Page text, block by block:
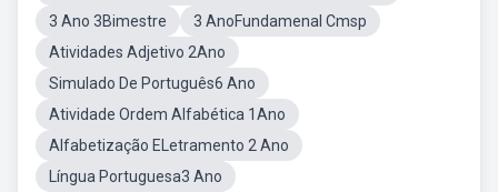
3 Ano 3Bimestre
3 AnoFundamenal Cmsp
Atividades Adjetivo 2Ano
Simulado De Português6 Ano
Atividade Ordem Alfabética 1Ano
Alfabetização ELetramento 2 Ano
Língua Portuguesa3 Ano